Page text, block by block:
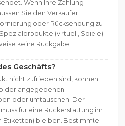
Wenn Ihre Zahlung
Sie den Verkäufer
oder Rücksendung zu
(virtuell, Spiele)
keine Rückgabe.
Geschäfts?
nicht zufrieden sind, können
der angegebenen
oder umtauschen. Der
für eine Rückerstattung im
Etiketten) bleiben. Bestimmte